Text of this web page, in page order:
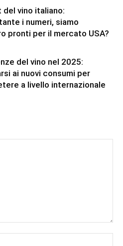
del vino italiano:
i numeri, siamo
pronti per il mercato USA?
del vino nel 2025:
ai nuovi consumi per
a livello internazionale